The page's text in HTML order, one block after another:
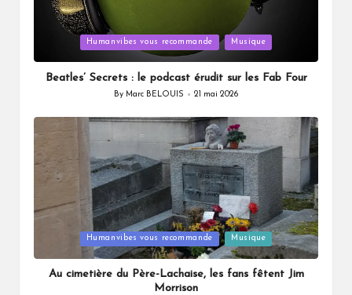
Humanvibes vous recommande Musique
Beatles’ Secrets : le podcast érudit sur les Fab Four
Posted
By Marc BELOUIS 21 mai 2026
Humanvibes vous recommande Musique
Au cimetière du Père-Lachaise, les fans fêtent Jim
Morrison